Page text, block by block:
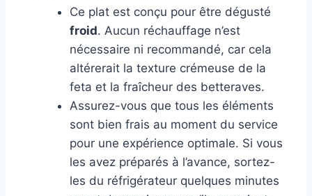
Ce plat est conçu pour être dégusté
froid. Aucun réchauffage n’est
nécessaire ni recommandé, car cela
altérerait la texture crémeuse de la
feta et la fraîcheur des betteraves.
Assurez-vous que tous les éléments
sont bien frais au moment du service
pour une expérience optimale. Si vous
les avez préparés à l’avance, sortez-
les du réfrigérateur quelques minutes